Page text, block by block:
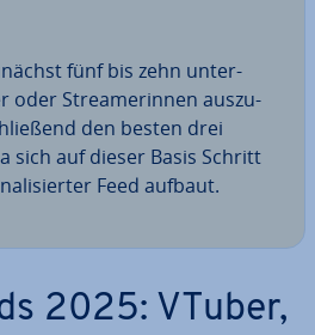
fünf bis zehn un­ter­
oder Strea­me­rin­nen aus­zu­
den besten drei
sich auf dieser Basis Schritt
Feed aufbaut.
2025: VTuber,